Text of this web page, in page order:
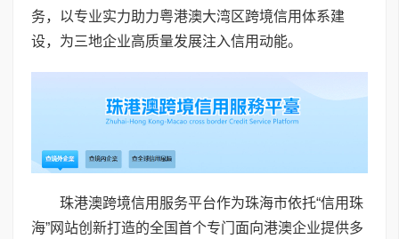
务，以专业实力助力粤港澳大湾区跨境信用体系建
设，为三地企业高质量发展注入信用动能。
珠港澳跨境信用服务平台作为珠海市依托“信用珠
海”网站创新打造的全国首个专门面向港澳企业提供多